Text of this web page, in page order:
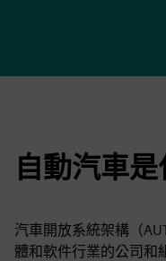
自動汽車
汽車開放系統架構（
體和軟件行業的公司和